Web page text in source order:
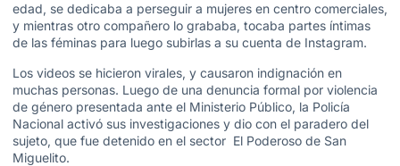
edad, se dedicaba a perseguir a mujeres en centro comerciales,
y mientras otro compañero lo grababa, tocaba partes íntimas
de las féminas para luego subirlas a su cuenta de Instagram.
Los videos se hicieron virales, y causaron indignación en
muchas personas. Luego de una denuncia formal por violencia
de género presentada ante el Ministerio Público, la Policía
Nacional activó sus investigaciones y dio con el paradero del
sujeto, que fue detenido en el sector El Poderoso de San
Miguelito.